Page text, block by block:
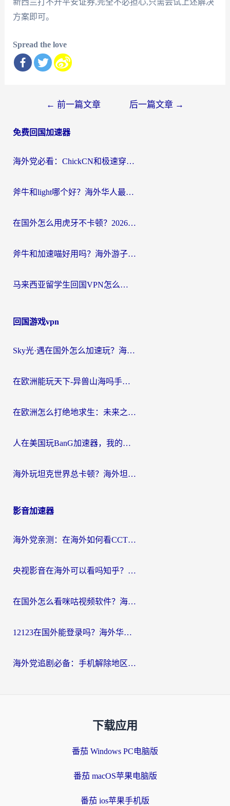
方案即可。
Spread the love
导
← 前一篇文章 后一篇文章 →
免费回国加速器
海外党必看：ChickCN和极速穿梭VPN好用吗？3招教你选对回国加速器无缝刷国内资源
斧牛和light哪个好？海外华人最关心的回国加速器选择难题，一篇讲透
在国外怎么用虎牙不卡顿？2026海外华人亲测有效的回国加速器选择指南
斧牛和加速喵好用吗？海外游子的真实选择困境
马来西亚留学生回国VPN怎么选？3个避坑点+1款实测好用的加速器推荐
回国游戏vpn
Sky光·遇在国外怎么加速玩？海外党亲测有效的国服游戏加速指南
在欧洲能玩天下-异兽山海吗手游？海外玩家的加速器生存指南
在欧洲怎么打绝地求生：未来之役不卡？留学生亲测的加速器避坑指南
人在美国玩BanG加速器，我的延迟终于绿了
海外玩坦克世界总卡顿？海外坦克世界加速器有哪些？实测好用的选择在这里
影音加速器
海外党亲测：在海外如何看CCTV？告别“仅限大陆播放”的实用指南
央视影音在海外可以看吗知乎？留学生亲测：3步解决地域限制+追剧自由
在国外怎么看咪咕视频软件？海外党亲测有效的回国加速方案
12123在国外能登录吗？海外华人必看的回国加速实用指南
海外党追剧必备：手机解除地区限制app怎么选？解决央视视频&国内剧地区限制全指南
下载应用
番茄 Windows PC电脑版
番茄 macOS苹果电脑版
番茄 ios苹果手机版